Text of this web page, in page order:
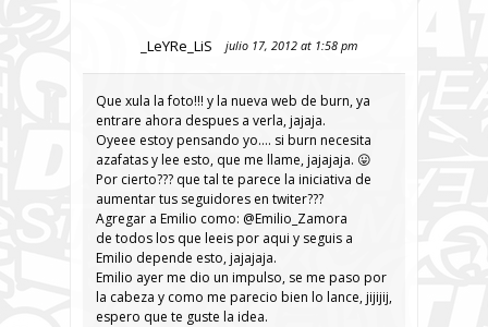
_LeYRe_LiS julio 17, 2012 at 1:58 pm
Que xula la foto!!! y la nueva web de burn, ya
entrare ahora despues a verla, jajaja.
Oyeee estoy pensando yo…. si burn necesita
azafatas y lee esto, que me llame, jajajaja. 😛
Por cierto??? que tal te parece la iniciativa de
aumentar tus seguidores en twiter???
Agregar a Emilio como: @Emilio_Zamora
de todos los que leeis por aqui y seguis a
Emilio depende esto, jajajaja.
Emilio ayer me dio un impulso, se me paso por
la cabeza y como me parecio bien lo lance, jijijij,
espero que te guste la idea.